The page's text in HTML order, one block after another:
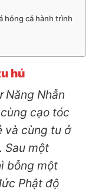
hỏng cả hành trình
hú
Năng Nhẫn
cạo tóc
và cùng tu ở
Sau một
bỗng một
Phật độ